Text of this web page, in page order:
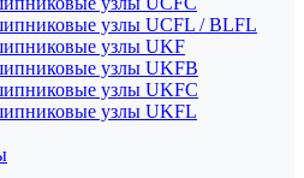
узлы UCFL / BLFL
узлы UKF
узлы UKFB
узлы UKFC
узлы UKFL